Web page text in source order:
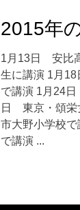
2015年
1月13日 安比
生に講演 1月
で講演 1月24日
日 東京・頌栄女子学
市大野小学校
で講演 ...